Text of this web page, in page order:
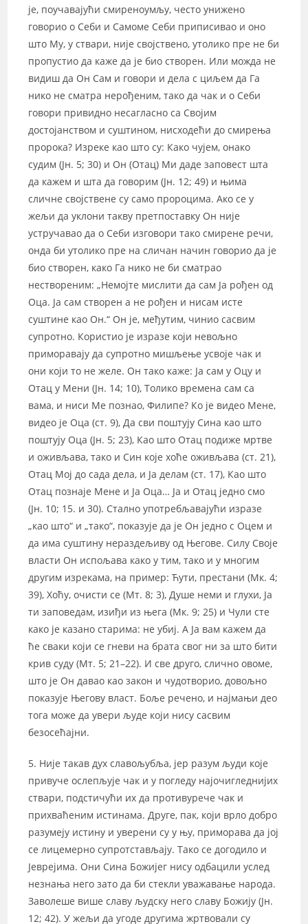
је, поучавајући смиреноумљу, често унижено
говорио о Себи и Самоме Себи приписивао и оно
што Му, у ствари, није својствено, утолико пре не би
пропустио да каже да је био створен. Или можда не
видиш да Он Сам и говори и дела с циљем да Га
нико не сматра нерођеним, тако да чак и о Себи
говори привидно несагласно са Својим
достојанством и суштином, нисходећи до смирења
пророка? Изреке као што су: Како чујем, онако
судим (Јн. 5; 30) и Он (Отац) Ми даде заповест шта
да кажем и шта да говорим (Јн. 12; 49) и њима
сличне својствене су само пророцима. Ако се у
жељи да уклони такву претпоставку Он није
устручавао да о Себи изговори тако смирене речи,
онда би утолико пре на сличан начин говорио да је
био створен, како Га нико не би сматрао
нествореним: „Немојте мислити да сам Ја рођен од
Оца. Ја сам створен а не рођен и нисам исте
суштине као Он.“ Он је, међутим, чинио сасвим
супротно. Користио је изразе који невољно
приморавају да супротно мишљење усвоје чак и
они који то не желе. Он тако каже: Ја сам у Оцу и
Отац у Мени (Јн. 14; 10), Толико времена сам са
вама, и ниси Ме познао, Филипе? Ко је видео Мене,
видео је Оца (ст. 9), Да сви поштују Сина као што
поштују Оца (Јн. 5; 23), Као што Отац подиже мртве
и оживљава, тако и Син које хоће оживљава (ст. 21),
Отац Мој до сада дела, и Ја делам (ст. 17), Као што
Отац познаје Мене и Ја Оца… Ја и Отац једно смо
(Јн. 10; 15. и 30). Стално употребљавајући изразе
„као што“ и „тако“, показује да је Он једно с Оцем и
да има суштину нераздељиву од Његове. Силу Своје
власти Он испољава како у тим, тако и у многим
другим изрекама, на пример: Ћути, престани (Мк. 4;
39), Хоћу, очисти се (Мт. 8; 3), Душе неми и глухи, Ја
ти заповедам, изиђи из њега (Мк. 9; 25) и Чули сте
како је казано старима: не убиј. А Ја вам кажем да
ће сваки који се гневи на брата свог ни за што бити
крив суду (Мт. 5; 21–22). И све друго, слично овоме,
што је Он давао као закон и чудотворио, довољно
показује Његову власт. Боље речено, и најмањи део
тога може да увери људе који нису сасвим
безосећајни.
5. Није такав дух славољубља, јер разум људи које
привуче ослепљује чак и у погледу најочигледнијих
ствари, подстичући их да противурече чак и
прихваћеним истинама. Друге, пак, који врло добро
разумеју истину и уверени су у њу, приморава да јој
се лицемерно супротстављају. Тако се догодило и
Јеврејима. Они Сина Божијег нису одбацили услед
незнања него зато да би стекли уважавање народа.
Заволеше више славу људску него славу Божију (Јн.
12; 42). У жељи да угоде другима жртвовали су